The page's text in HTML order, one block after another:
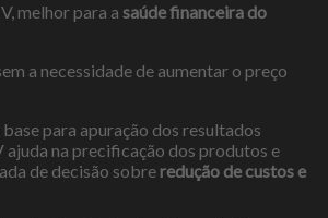
melhor para a saúde financeira do
a necessidade de aumentar o preço
para apuração dos resultados
ajuda na precificação dos produtos e
de decisão sobre redução de custos e